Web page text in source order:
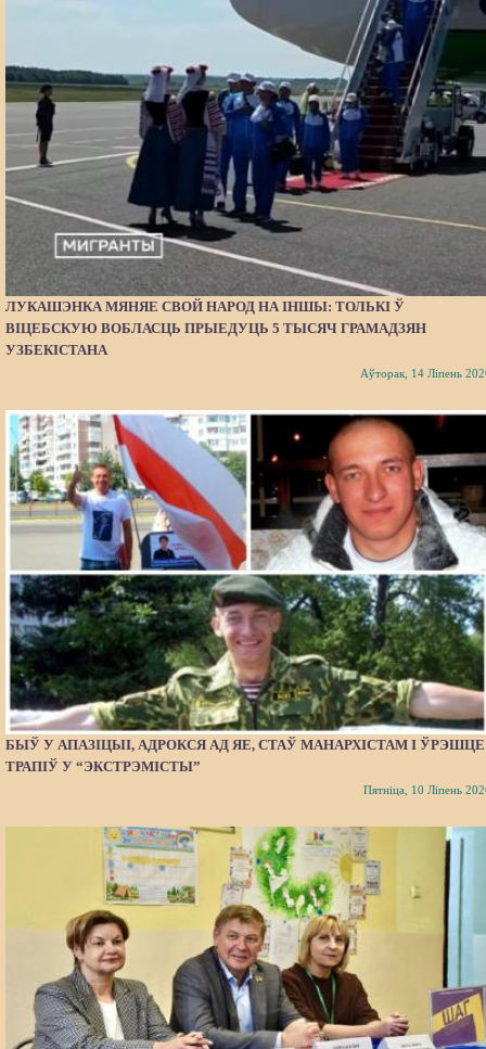
ЛУКАШЭНКА МЯНЯЕ СВОЙ НАРОД НА ІНШЫ: ТОЛЬКІ Ў
ВІЦЕБСКУЮ ВОБЛАСЦЬ ПРЫЕДУЦЬ 5 ТЫСЯЧ ГРАМАДЗЯН
УЗБЕКІСТАНА
Аўторак, 14 Ліпень
БЫЎ У АПАЗІЦЫІ, АДРОКСЯ АД ЯЕ, СТАЎ МАНАРХІСТАМ І ЎРЭШЦЕ
ТРАПІЎ У “ЭКСТРЭМІСТЫ”
Пятніца, 10 Ліпень